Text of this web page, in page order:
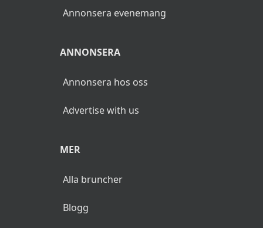
Annonsera evenemang
ANNONSERA
Annonsera hos oss
Advertise with us
MER
Alla bruncher
Blogg